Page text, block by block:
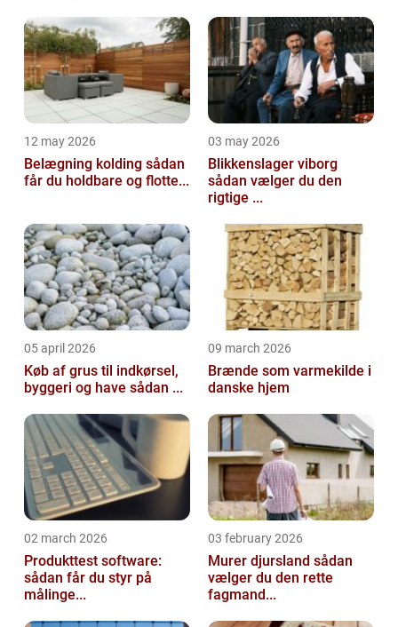
12 may 2026
Belægning kolding sådan
får du holdbare og flotte...
03 may 2026
Blikkenslager viborg
sådan vælger du den
rigtige ...
05 april 2026
Køb af grus til indkørsel,
byggeri og have sådan ...
09 march 2026
Brænde som varmekilde i
danske hjem
02 march 2026
Produkttest software:
sådan får du styr på
målinge...
03 february 2026
Murer djursland sådan
vælger du den rette
fagmand...